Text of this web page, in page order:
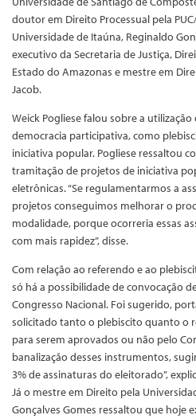
doutor em Direito Processual pela
Universidade de Itaúna, Reginaldo
executivo da Secretaria de Justiça,
Estado do Amazonas e mestre em
Jacob.
Weick Pogliese falou sobre a
democracia participativa, como
iniciativa popular. Pogliese ressaltou
tramitação de projetos de iniciativa
eletrônicas. “Se regulamentarmos a
projetos conseguimos melhorar o
modalidade, porque ocorreria essas
com mais rapidez”, disse.
Com relação ao referendo e ao
só há a possibilidade de convocação
Congresso Nacional. Foi sugerido,
solicitado tanto o plebiscito quanto o
para serem aprovados ou não pelo
banalização desses instrumentos,
3% de assinaturas do eleitorado”,
Já o mestre em Direito pela
Gonçalves Gomes ressaltou que hoje